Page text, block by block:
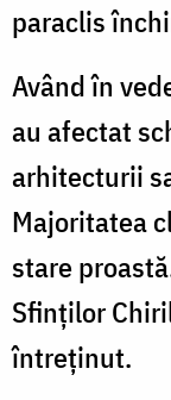
paraclis
Având în
au afectat
arhitecturii
Majoritatea
stare
Sfinților
întreținut.